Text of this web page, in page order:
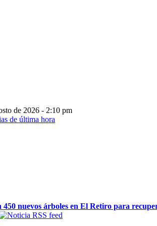
de 2026 - 2:10 pm
450 nuevos árboles en El Retiro para